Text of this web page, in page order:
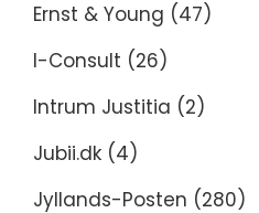
Ernst & Young (47)
I-Consult (26)
Intrum Justitia (2)
Jubii.dk (4)
Jyllands-Posten (280)